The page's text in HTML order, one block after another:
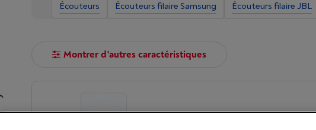
Écouteurs Écouteurs filaire Samsung Écouteurs filaire JBL
Montrer d'autres caractéristiques